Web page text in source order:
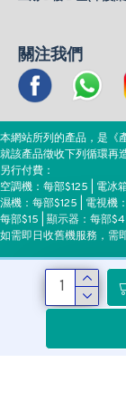
關注我們
本網站所列的產品，是《
就該產品徵收下列循環再
另行付費：
空調機：每部$125 | 電冰
濕機：每部$125 | 電視機
每部$15 | 顯示器：每部
如需即日收舊機服務，需